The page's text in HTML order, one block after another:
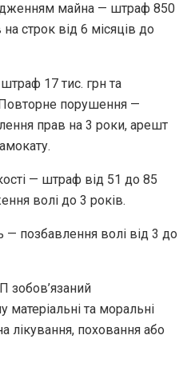
майна — штраф 850
строк від 6 місяців до
штраф 17 тис. грн та
порушення —
прав на 3 роки, арешт
— штраф від 51 до 85
волі до 3 років.
— позбавлення волі від 3 до
зобов’язаний
матеріальні та моральні
лікування, поховання або